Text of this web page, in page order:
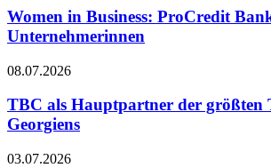
Women in Business: ProCredit
Unternehmerinnen
08.07.2026
TBC als Hauptpartner der größten
Georgiens
03.07.2026